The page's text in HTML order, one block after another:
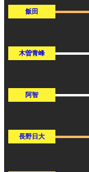
飯田
木曽青峰
阿智
長野日大